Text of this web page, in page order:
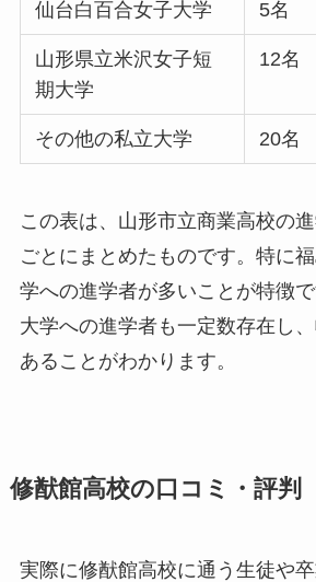
仙台白百合女子大学 5名
山形県立米沢女子短
期大学
12名
その他の私立大学 20名
この表は、山形市立商業高校の
ごとにまとめたものです。特に
学への進学者が多いことが特徴
大学への進学者も一定数存在し
あることがわかります。
修猷館高校の口コミ・評判
実際に修猷館高校に通う生徒や